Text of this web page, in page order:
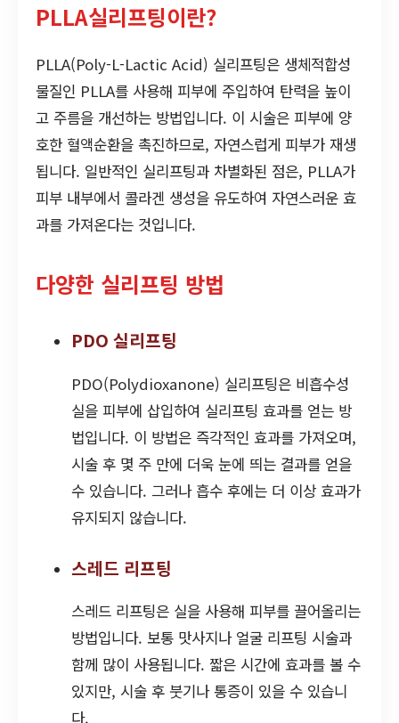
PLLA실리프팅이란?
PLLA(Poly-L-Lactic Acid) 실리프팅은 생체적합성
물질인 PLLA를 사용해 피부에 주입하여 탄력을 높이
고 주름을 개선하는 방법입니다. 이 시술은 피부에 양
호한 혈액순환을 촉진하므로, 자연스럽게 피부가 재생
됩니다. 일반적인 실리프팅과 차별화된 점은, PLLA가
피부 내부에서 콜라겐 생성을 유도하여 자연스러운 효
과를 가져온다는 것입니다.
다양한 실리프팅 방법
PDO 실리프팅
PDO(Polydioxanone) 실리프팅은 비흡수성
실을 피부에 삽입하여 실리프팅 효과를 얻는 방
법입니다. 이 방법은 즉각적인 효과를 가져오며,
시술 후 몇 주 만에 더욱 눈에 띄는 결과를 얻을
수 있습니다. 그러나 흡수 후에는 더 이상 효과가
유지되지 않습니다.
스레드 리프팅
스레드 리프팅은 실을 사용해 피부를 끌어올리는
방법입니다. 보통 맛사지나 얼굴 리프팅 시술과
함께 많이 사용됩니다. 짧은 시간에 효과를 볼 수
있지만, 시술 후 붓기나 통증이 있을 수 있습니
다.